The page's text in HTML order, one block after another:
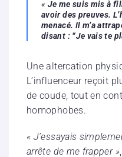
« Je me suis mis à
avoir des preuves.
menacé. Il m’a
disant : “Je vais te
Une altercation
L’influenceur reçoit
de coude, tout en
homophobes.
« J’essayais
arrête de me frapper »